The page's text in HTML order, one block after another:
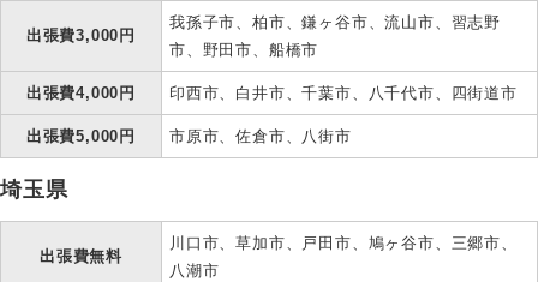
出張費3,000円
我孫子市、柏市、鎌ヶ谷市、流山市、習志野
市、野田市、船橋市
出張費4,000円 印西市、白井市、千葉市、八千代市、四街道市
出張費5,000円 市原市、佐倉市、八街市
埼玉県
出張費無料
川口市、草加市、戸田市、鳩ヶ谷市、三郷市、
八潮市